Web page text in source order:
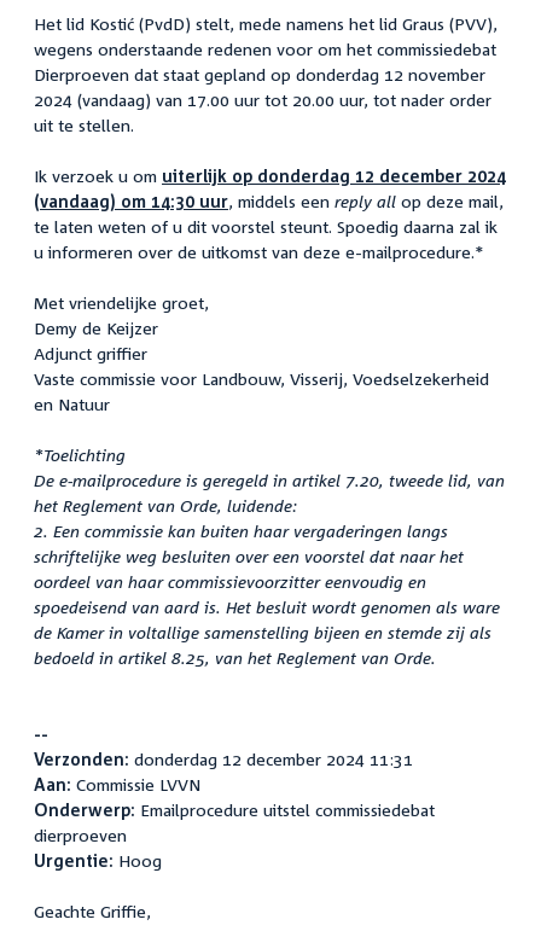
Het lid Kostić (PvdD) stelt, mede namens het lid Graus (PVV),
wegens onderstaande redenen voor om het commissiedebat
Dierproeven dat staat gepland op donderdag 12 november
2024 (vandaag) van 17.00 uur tot 20.00 uur, tot nader order
uit te stellen.
Ik verzoek u om uiterlijk op donderdag 12 december 2024
(vandaag) om 14:30 uur, middels een reply all op deze mail,
te laten weten of u dit voorstel steunt. Spoedig daarna zal ik
u informeren over de uitkomst van deze e-mailprocedure.*
Met vriendelijke groet,
Demy de Keijzer
Adjunct griffier
Vaste commissie voor Landbouw, Visserij, Voedselzekerheid
en Natuur
*Toelichting
De e-mailprocedure is geregeld in artikel 7.20, tweede lid, van
het Reglement van Orde, luidende:
2. Een commissie kan buiten haar vergaderingen langs
schriftelijke weg besluiten over een voorstel dat naar het
oordeel van haar commissievoorzitter eenvoudig en
spoedeisend van aard is. Het besluit wordt genomen als ware
de Kamer in voltallige samenstelling bijeen en stemde zij als
bedoeld in artikel 8.25, van het Reglement van Orde.
--
Verzonden: donderdag 12 december 2024 11:31
Aan: Commissie LVVN
Onderwerp: Emailprocedure uitstel commissiedebat
dierproeven
Urgentie: Hoog
Geachte Griffie,